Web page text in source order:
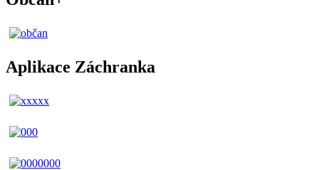
Aplikace Záchranka